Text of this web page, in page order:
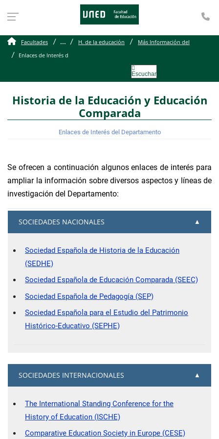
Enlaces de Interés del
Facultades ... H. de la educación
Más Información del
Enlaces de Interés d
Escuchar
Historia de la Educación y Educación
Comparada
Enlaces de Interés del Departamento
Se ofrecen a continuación algunos enlaces de interés para
ampliar la información sobre diversos aspectos y líneas de
investigación del Departamento:
SOCIEDADES NACIONALES
Sociedad Española de Historia de la Educación
(SEDHE)
Sociedad Española de Educación Comparada (SEEC)
Sociedad Española de Pedagogía (SEP)
Sociedad Española para el Estudio del Patrimonio
Histórico-Educativo (SEPHE)
SOCIEDADES INTERNACIONALES
The International Standing Conference for the
History of Education (ISCHE)
Comparative Education Society in Europe (CESE)